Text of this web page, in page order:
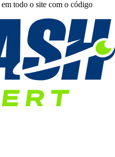
todo o site com o código